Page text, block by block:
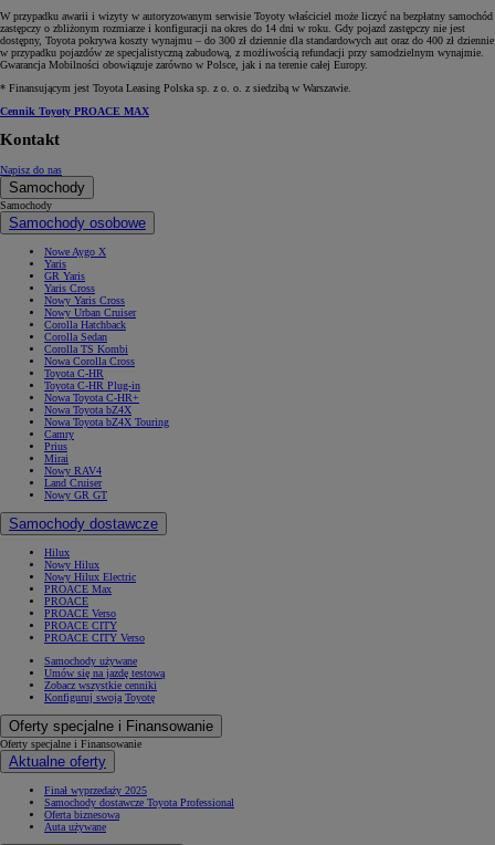
W przypadku awarii i wizyty w autoryzowanym serwisie Toyoty właściciel może liczyć na bezpłatny samochód
zastępczy o zbliżonym rozmiarze i konfiguracji na okres do 14 dni w roku. Gdy pojazd zastępczy nie jest
dostępny, Toyota pokrywa koszty wynajmu – do 300 zł dziennie dla standardowych aut oraz do 400 zł dziennie
w przypadku pojazdów ze specjalistyczną zabudową, z możliwością refundacji przy samodzielnym wynajmie.
Gwarancja Mobilności obowiązuje zarówno w Polsce, jak i na terenie całej Europy.
* Finansującym jest Toyota Leasing Polska sp. z o. o. z siedzibą w Warszawie.
Cennik Toyoty PROACE MAX
Kontakt
Napisz do nas
Samochody
Samochody
Samochody osobowe
Nowe Aygo X
Yaris
GR Yaris
Yaris Cross
Nowy Yaris Cross
Nowy Urban Cruiser
Corolla Hatchback
Corolla Sedan
Corolla TS Kombi
Nowa Corolla Cross
Toyota C-HR
Toyota C-HR Plug-in
Nowa Toyota C-HR+
Nowa Toyota bZ4X
Nowa Toyota bZ4X Touring
Camry
Prius
Mirai
Nowy RAV4
Land Cruiser
Nowy GR GT
Samochody dostawcze
Hilux
Nowy Hilux
Nowy Hilux Electric
PROACE Max
PROACE
PROACE Verso
PROACE CITY
PROACE CITY Verso
Samochody używane
Umów się na jazdę testową
Zobacz wszystkie cenniki
Konfiguruj swoją Toyotę
Oferty specjalne i Finansowanie
Oferty specjalne i Finansowanie
Aktualne oferty
Finał wyprzedaży 2025
Samochody dostawcze Toyota Professional
Oferta biznesowa
Auta używane